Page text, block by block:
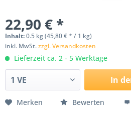
22,90 € *
Inhalt:0.5 kg (45,80 € * / 1 kg)
inkl. MwSt.zzgl. Versandkosten
Lieferzeit ca. 2 - 5 Werktage
In
Merken Bewerten